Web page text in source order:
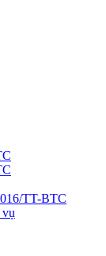
TT-BTC